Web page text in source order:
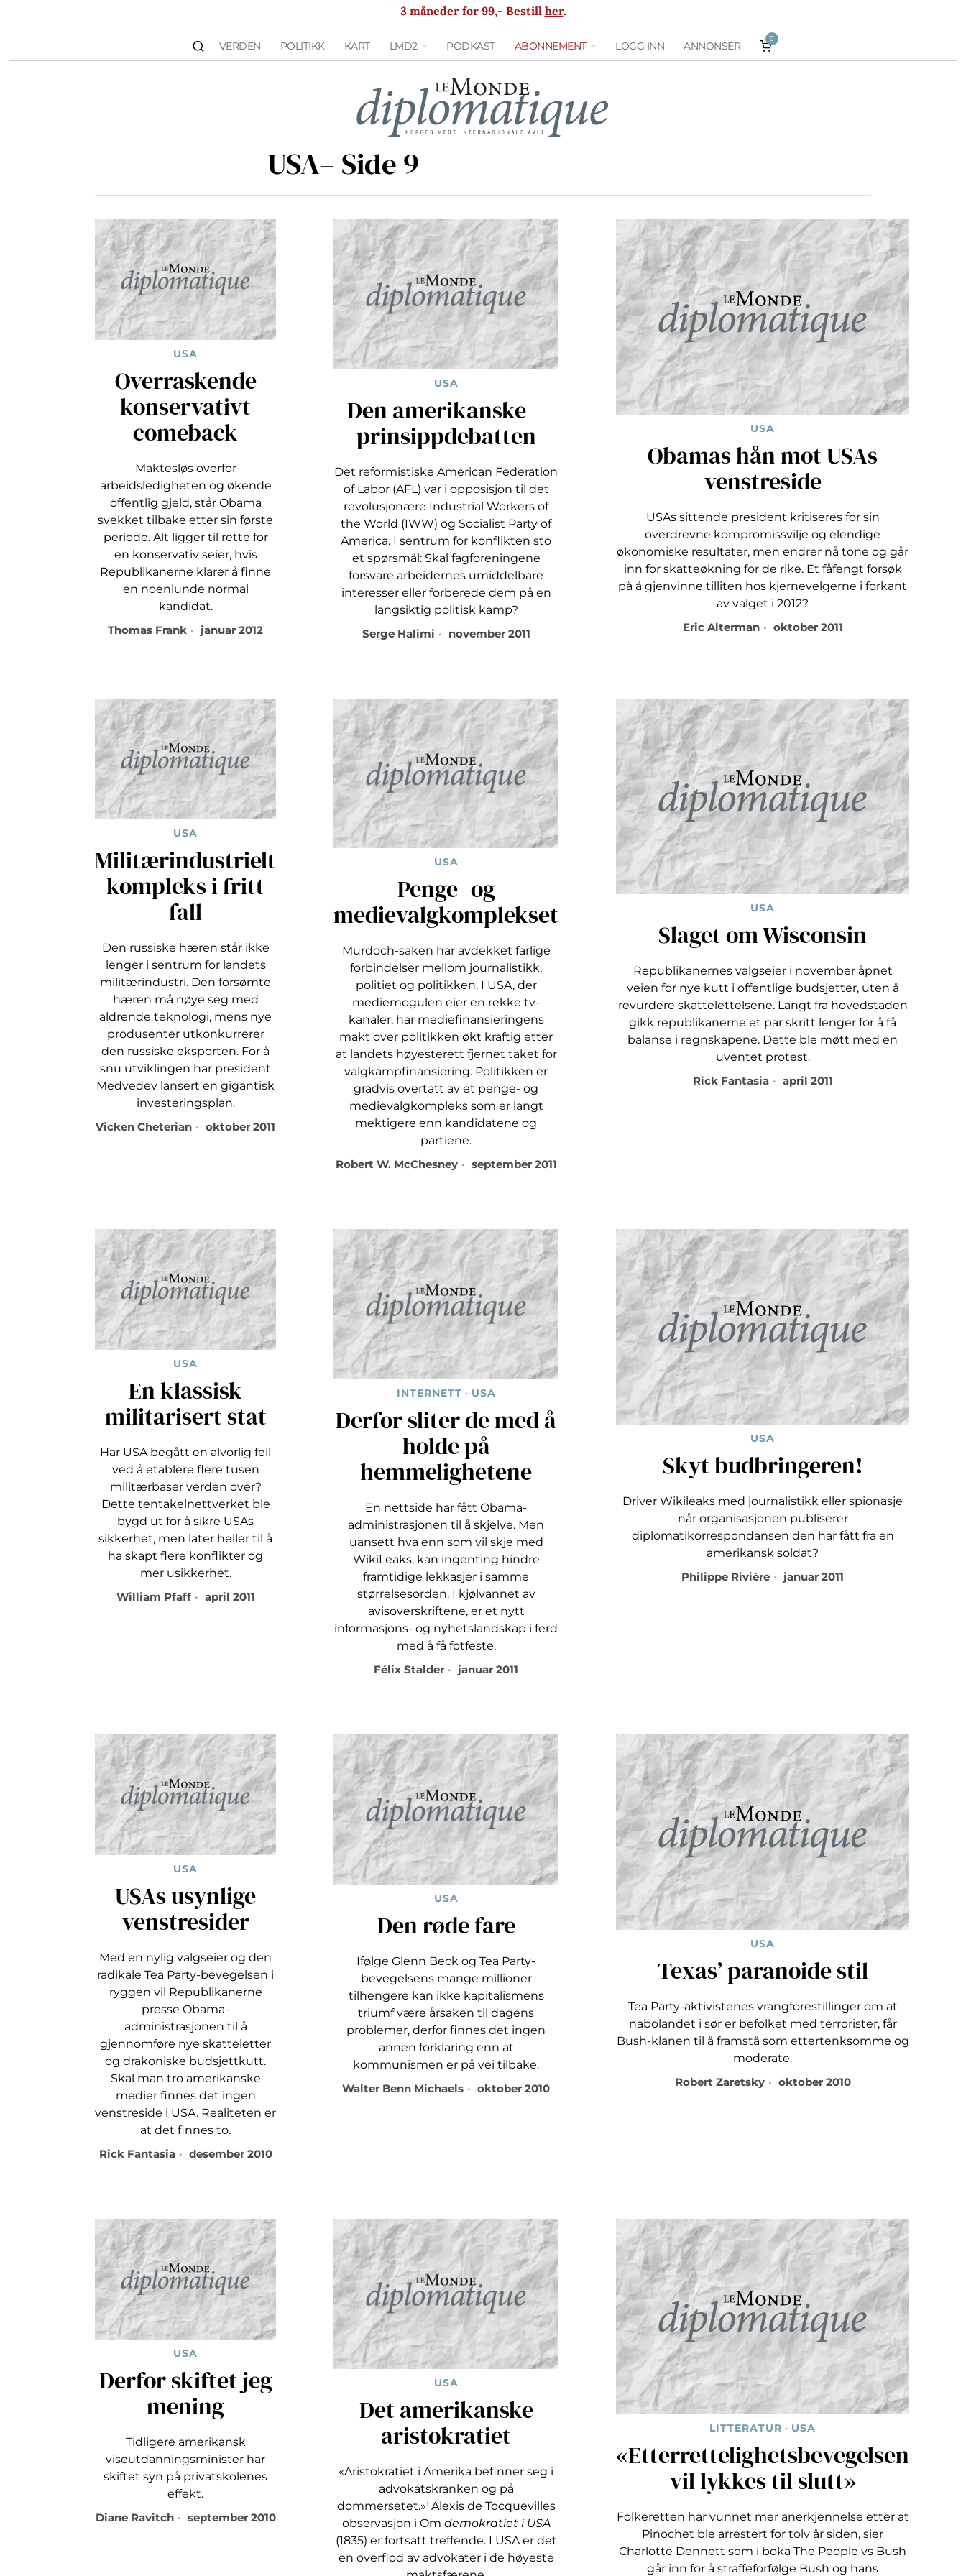
3 måneder for 99,- Bestill her.
VERDEN POLITIKK KART LMD2 PODKAST ABONNEMENT LOGG INN ANNONSER
0
USA– Side 9
USA
Overraskende
konservativt
comeback
Maktesløs overfor
arbeidsledigheten og økende
offentlig gjeld, står Obama
svekket tilbake etter sin første
periode. Alt ligger til rette for
en konservativ seier, hvis
Republikanerne klarer å finne
en noenlunde normal
kandidat.
Thomas Frank
januar 2012
USA
Den amerikanske
prinsippdebatten
Det reformistiske American Federation
of Labor (AFL) var i opposisjon til det
revolusjonære Industrial Workers of
the World (IWW) og Socialist Party of
America. I sentrum for konflikten sto
et spørsmål: Skal fagforeningene
forsvare arbeidernes umiddelbare
interesser eller forberede dem på en
langsiktig politisk kamp?
Serge Halimi
november 2011
USA
Obamas hån mot USAs
venstreside
USAs sittende president kritiseres for sin
overdrevne kompromissvilje og elendige
økonomiske resultater, men endrer nå tone og går
inn for skatteøkning for de rike. Et fåfengt forsøk
på å gjenvinne tilliten hos kjernevelgerne i forkant
av valget i 2012?
Eric Alterman
oktober 2011
USA
Militærindustrielt
kompleks i fritt
fall
Den russiske hæren står ikke
lenger i sentrum for landets
militærindustri. Den forsømte
hæren må nøye seg med
aldrende teknologi, mens nye
produsenter utkonkurrerer
den russiske eksporten. For å
snu utviklingen har president
Medvedev lansert en gigantisk
investeringsplan.
Vicken Cheterian
oktober 2011
USA
Penge- og
medievalgkomplekset
Murdoch-saken har avdekket farlige
forbindelser mellom journalistikk,
politiet og politikken. I USA, der
mediemogulen eier en rekke tv-
kanaler, har mediefinansieringens
makt over politikken økt kraftig etter
at landets høyesterett fjernet taket for
valgkampfinansiering. Politikken er
gradvis overtatt av et penge- og
medievalgkompleks som er langt
mektigere enn kandidatene og
partiene.
Robert W. McChesney
september 2011
USA
Slaget om Wisconsin
Republikanernes valgseier i november åpnet
veien for nye kutt i offentlige budsjetter, uten å
revurdere skattelettelsene. Langt fra hovedstaden
gikk republikanerne et par skritt lenger for å få
balanse i regnskapene. Dette ble møtt med en
uventet protest.
Rick Fantasia
april 2011
USA
En klassisk
militarisert stat
Har USA begått en alvorlig feil
ved å etablere flere tusen
militærbaser verden over?
Dette tentakelnettverket ble
bygd ut for å sikre USAs
sikkerhet, men later heller til å
ha skapt flere konflikter og
mer usikkerhet.
William Pfaff
april 2011
INTERNETT · USA
Derfor sliter de med å
holde på
hemmelighetene
En nettside har fått Obama-
administrasjonen til å skjelve. Men
uansett hva enn som vil skje med
WikiLeaks, kan ingenting hindre
framtidige lekkasjer i samme
størrelsesorden. I kjølvannet av
avisoverskriftene, er et nytt
informasjons- og nyhetslandskap i ferd
med å få fotfeste.
Félix Stalder
januar 2011
USA
Skyt budbringeren!
Driver Wikileaks med journalistikk eller spionasje
når organisasjonen publiserer
diplomatikorrespondansen den har fått fra en
amerikansk soldat?
Philippe Rivière
januar 2011
USA
USAs usynlige
venstresider
Med en nylig valgseier og den
radikale Tea Party-bevegelsen i
ryggen vil Republikanerne
presse Obama-
administrasjonen til å
gjennomføre nye skatteletter
og drakoniske budsjettkutt.
Skal man tro amerikanske
medier finnes det ingen
venstreside i USA. Realiteten er
at det finnes to.
Rick Fantasia
desember 2010
USA
Den røde fare
Ifølge Glenn Beck og Tea Party-
bevegelsens mange millioner
tilhengere kan ikke kapitalismens
triumf være årsaken til dagens
problemer, derfor finnes det ingen
annen forklaring enn at
kommunismen er på vei tilbake.
Walter Benn Michaels
oktober 2010
USA
Texas’ paranoide stil
Tea Party-aktivistenes vrangforestillinger om at
nabolandet i sør er befolket med terrorister, får
Bush-klanen til å framstå som ettertenksomme og
moderate.
Robert Zaretsky
oktober 2010
USA
Derfor skiftet jeg
mening
Tidligere amerikansk
viseutdanningsminister har
skiftet syn på privatskolenes
effekt.
Diane Ravitch
september 2010
USA
Det amerikanske
aristokratiet
«Aristokratiet i Amerika befinner seg i
advokatskranken og på
dommersetet.»1 Alexis de Tocquevilles
observasjon i Om demokratiet i USA
(1835) er fortsatt treffende. I USA er det
en overflod av advokater i de høyeste
LITTERATUR · USA
«Etterrettelighetsbevegelsen
vil lykkes til slutt»
Folkeretten har vunnet mer anerkjennelse etter at
Pinochet ble arrestert for tolv år siden, sier
Charlotte Dennett som i boka The People vs Bush
går inn for å straffeforfølge Bush og hans